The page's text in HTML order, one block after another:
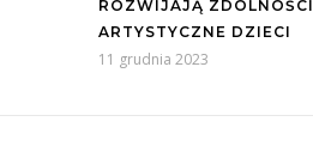
ROZWIJAJĄ ZDOLNOŚCI
ARTYSTYCZNE DZIECI
11 grudnia 2023